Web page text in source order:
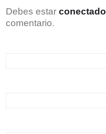
Debes estar conectado
comentario.